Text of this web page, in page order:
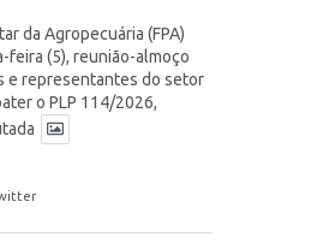
da Agropecuária (FPA)
feira (5), reunião-almoço
e representantes do setor
o PLP 114/2026,